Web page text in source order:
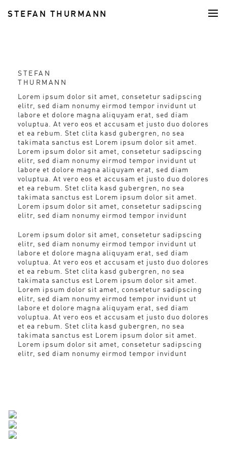
STEFAN THURMANN
FOOD
STEFAN
THURMANN
Lorem ipsum dolor sit amet, consetetur sadipscing
elitr, sed diam nonumy eirmod tempor invidunt ut
labore et dolore magna aliquyam erat, sed diam
voluptua. At vero eos et accusam et justo duo dolores
et ea rebum. Stet clita kasd gubergren, no sea
takimata sanctus est Lorem ipsum dolor sit amet.
Lorem ipsum dolor sit amet, consetetur sadipscing
elitr, sed diam nonumy eirmod tempor invidunt ut
labore et dolore magna aliquyam erat, sed diam
voluptua. At vero eos et accusam et justo duo dolores
et ea rebum. Stet clita kasd gubergren, no sea
takimata sanctus est Lorem ipsum dolor sit amet.
Lorem ipsum dolor sit amet, consetetur sadipscing
elitr, sed diam nonumy eirmod tempor invidunt
Lorem ipsum dolor sit amet, consetetur sadipscing
elitr, sed diam nonumy eirmod tempor invidunt ut
labore et dolore magna aliquyam erat, sed diam
voluptua. At vero eos et accusam et justo duo dolores
et ea rebum. Stet clita kasd gubergren, no sea
takimata sanctus est Lorem ipsum dolor sit amet.
Lorem ipsum dolor sit amet, consetetur sadipscing
elitr, sed diam nonumy eirmod tempor invidunt ut
labore et dolore magna aliquyam erat, sed diam
voluptua. At vero eos et accusam et justo duo dolores
et ea rebum. Stet clita kasd gubergren, no sea
takimata sanctus est Lorem ipsum dolor sit amet.
Lorem ipsum dolor sit amet, consetetur sadipscing
elitr, sed diam nonumy eirmod tempor invidunt